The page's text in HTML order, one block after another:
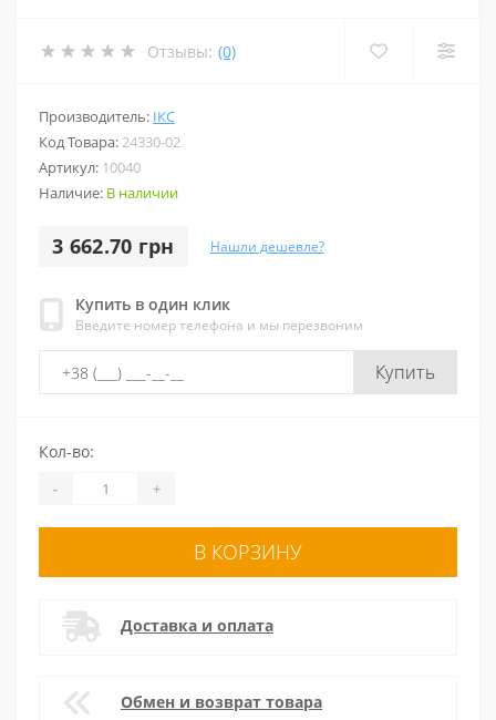
Отзывы: (0)
Производитель: ІКС
Код Товара:24330-02
Артикул: 10040
Наличие: В наличии
3 662.70 грн Нашли дешевле?
Купить в один клик
Введите номер телефона и мы перезвоним
Купить
Кол-во:
- +
В КОРЗИНУ
Доставка и оплата
Обмен и возврат товара